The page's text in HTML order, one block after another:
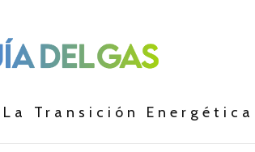
Transición Energética